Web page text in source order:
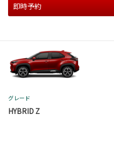
即時予約
グレード
HYBRID Z